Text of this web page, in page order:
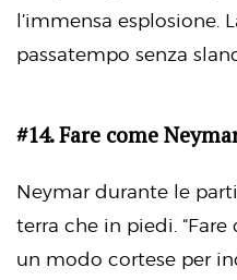
l’immensa esplosione.
passatempo senza
#14. Fare come
Neymar durante le
terra che in piedi.
un modo cortese per